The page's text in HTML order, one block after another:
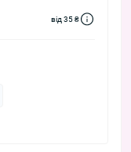
від 35 ₴